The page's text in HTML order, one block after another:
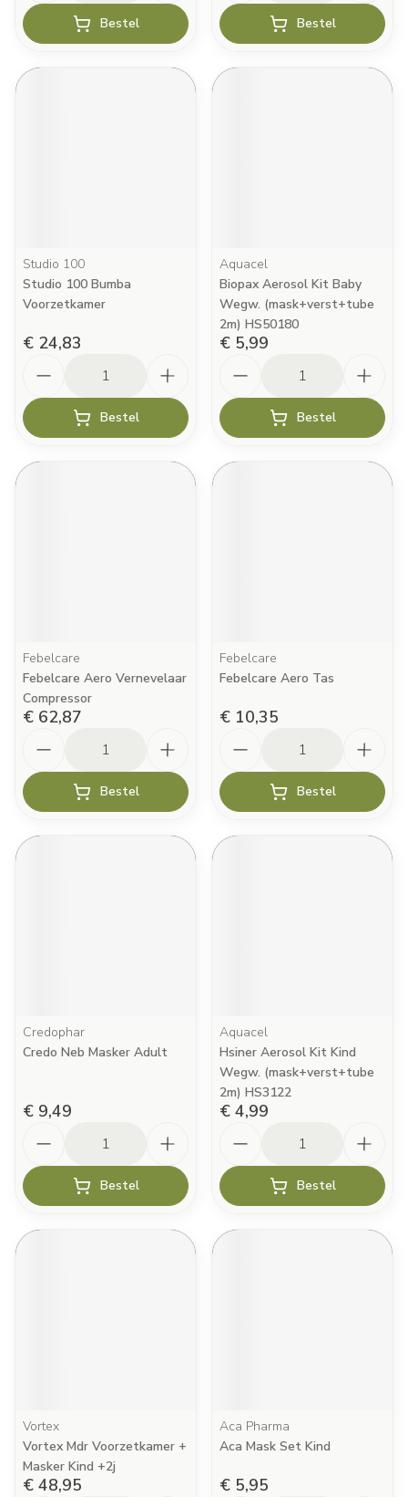
Bestel Bestel
Studio 100
Studio 100 Bumba
Voorzetkamer
€ 24,83
Bestel
Aquacel
Biopax Aerosol Kit Baby
Wegw. (mask+verst+tube
2m) HS50180
€ 5,99
Bestel
Febelcare
Febelcare Aero Vernevelaar
Compressor
€ 62,87
Bestel
Febelcare
Febelcare Aero Tas
€ 10,35
Bestel
Credophar
Credo Neb Masker Adult
€ 9,49
Bestel
Aquacel
Hsiner Aerosol Kit Kind
Wegw. (mask+verst+tube
2m) HS3122
€ 4,99
Bestel
Vortex
Vortex Mdr Voorzetkamer +
Masker Kind +2j
€ 48,95
Aca Pharma
Aca Mask Set Kind
€ 5,95